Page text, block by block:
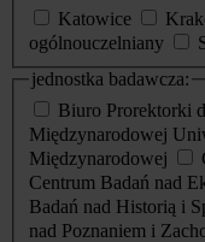
Katowice
ogólnouczelniany
jednostka badawcza:
Biuro Prorektorki
Międzynarodowej
Międzynarodowej
Centrum Badań nad
Badań nad Historią i
nad Poznaniem i